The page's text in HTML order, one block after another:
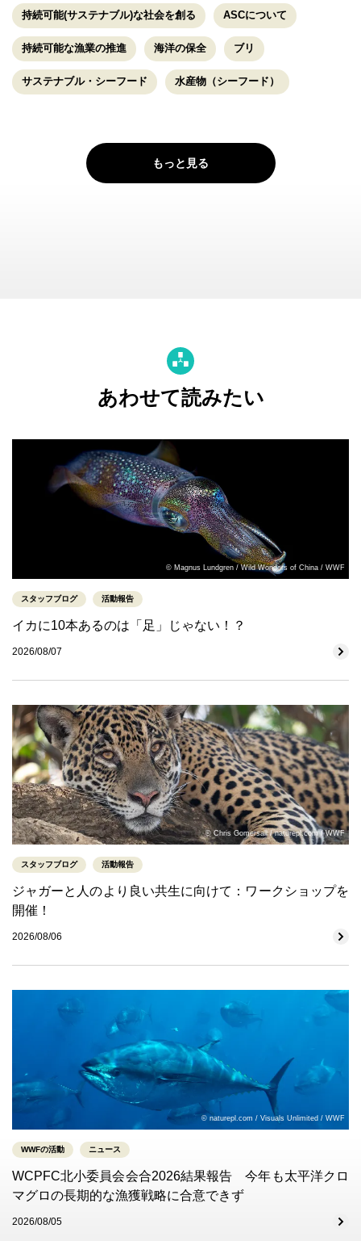
持続可能(サステナブル)な社会を創る ASCについて
持続可能な漁業の推進 海洋の保全 ブリ
サステナブル・シーフード 水産物（シーフード）
もっと見る
あわせて読みたい
© Magnus Lundgren / Wild Wonders of China / WWF
スタッフブログ 活動報告
イカに10本あるのは「足」じゃない！？
2026/08/07
© Chris Gomersall / naturepl.com / WWF
スタッフブログ 活動報告
ジャガーと人のより良い共生に向けて：ワークショップを
開催！
2026/08/06
© naturepl.com / Visuals Unlimited / WWF
WWFの活動 ニュース
WCPFC北小委員会会合2026結果報告 今年も太平洋クロ
マグロの長期的な漁獲戦略に合意できず
2026/08/05